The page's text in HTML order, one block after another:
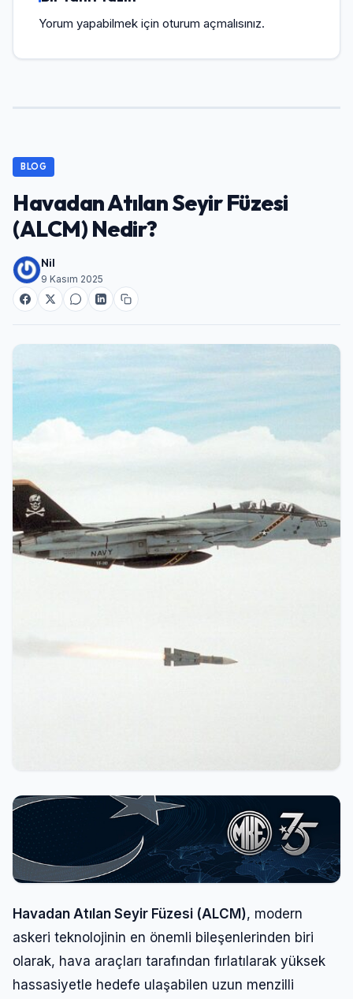
Yorum yapabilmek için oturum açmalısınız.
BLOG
Havadan Atılan Seyir Füzesi
(ALCM) Nedir?
Nil
9 Kasım 2025
Havadan Atılan Seyir Füzesi (ALCM), modern
askeri teknolojinin en önemli bileşenlerinden biri
olarak, hava araçları tarafından fırlatılarak yüksek
hassasiyetle hedefe ulaşabilen uzun menzilli